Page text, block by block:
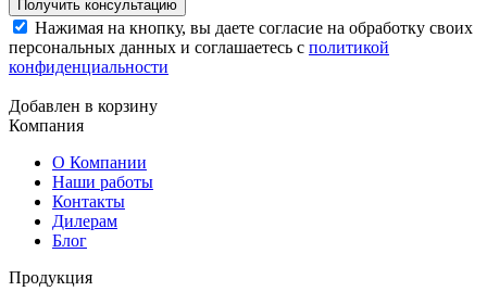
Нажимая на кнопку, вы даете согласие на обработку своих
персональных данных и соглашаетесь с политикой
конфиденциальности
Добавлен в корзину
Компания
О Компании
Наши работы
Контакты
Дилерам
Блог
Продукция